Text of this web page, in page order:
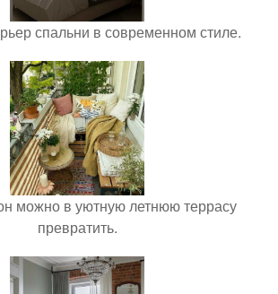
спальни в современном стиле.
можно в уютную летнюю террасу
превратить.